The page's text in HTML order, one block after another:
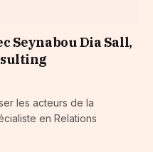
Seynabou Dia Sall,
les acteurs de la
en Relations